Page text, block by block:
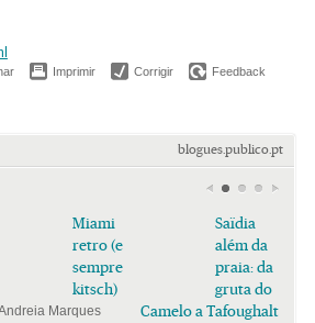
Imprimir Corrigir Feedback
blogues.publico.pt
Miami
retro (e
sempre
kitsch)
Marques
Saïdia
além da
praia: da
gruta do
Camelo a Tafoughalt